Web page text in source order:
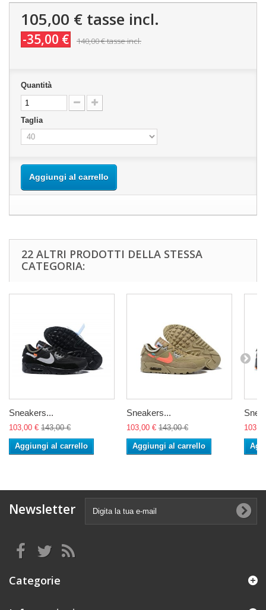
105,00 € tasse incl.
-35,00 € 140,00 €tasse incl.
Quantità
Taglia
Aggiungi al carrello
22 ALTRI PRODOTTI DELLA STESSA
CATEGORIA:
Sneakers...
103,00 € 143,00 €
Aggiungi al carrello
Sneakers...
103,00 € 143,00 €
Aggiungi al carrello
Newsletter
Categorie